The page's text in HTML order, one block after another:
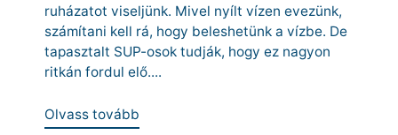
ruházatot viseljünk. Mivel nyílt vízen evezünk,
számítani kell rá, hogy beleshetünk a vízbe. De
tapasztalt SUP-osok tudják, hogy ez nagyon
ritkán fordul elő....
Olvass tovább